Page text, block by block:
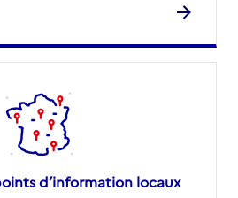
d’information locaux